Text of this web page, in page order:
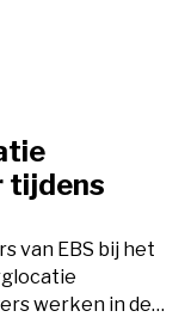
tijdens
van EBS bij het
werken in de…